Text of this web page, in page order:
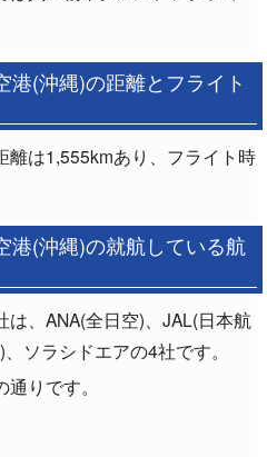
(沖縄)の距離とフライト
離は1,555kmあり、フライト時
港(沖縄)の就航している航
、ANA(全日空)、JAL(日本航
ソラシドエアの4社です。
りです。